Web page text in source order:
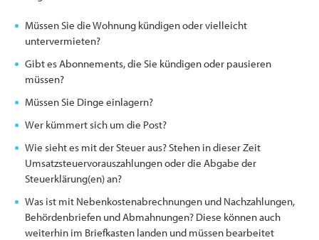
Müssen Sie die Wohnung kündigen oder vielleicht
untervermieten?
Gibt es Abonnements, die Sie kündigen oder pausieren
müssen?
Müssen Sie Dinge einlagern?
Wer kümmert sich um die Post?
Wie sieht es mit der Steuer aus? Stehen in dieser Zeit
Umsatzsteuervorauszahlungen oder die Abgabe der
Steuerklärung(en) an?
Was ist mit Nebenkostenabrechnungen und Nachzahlungen,
Behördenbriefen und Abmahnungen? Diese können auch
weiterhin im Briefkasten landen und müssen bearbeitet